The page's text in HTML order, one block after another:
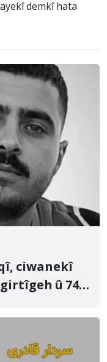
demkî hata
ciwanekî
û 74